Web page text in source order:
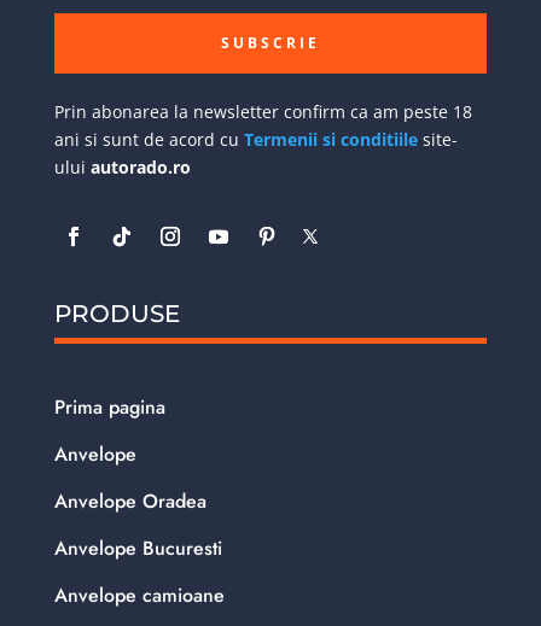
SUBSCRIE
Prin abonarea la newsletter confirm ca am peste 18
ani si sunt de acord cu Termenii si conditiilesite-
ului autorado.ro
PRODUSE
Prima pagina
Anvelope
Anvelope Oradea
Anvelope Bucuresti
Anvelope camioane